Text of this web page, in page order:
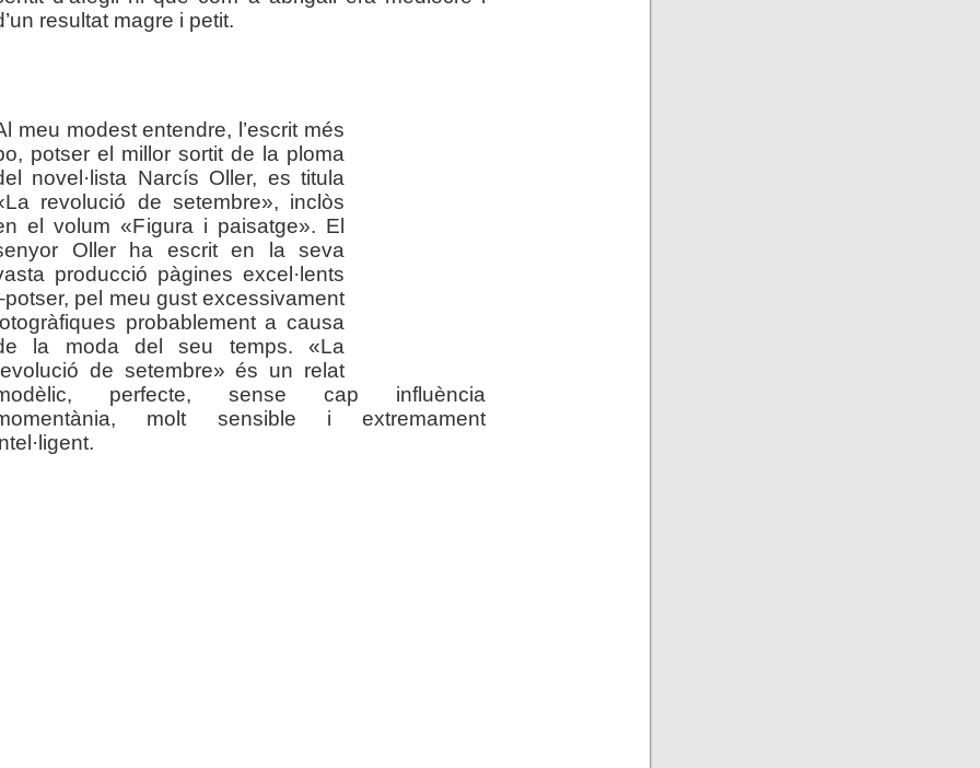
resultat magre i petit.
meu modest entendre, l’escrit més
potser el millor sortit de la ploma
novel·lista Narcís Oller, es titula
revolució de setembre», inclòs
el volum «Figura i paisatge». El
Oller ha escrit en la seva
producció pàgines excel·lents
pel meu gust excessivament
probablement a causa
la moda del seu temps. «La
de setembre» és un relat
perfecte, sense cap influència
molt sensible i extremament